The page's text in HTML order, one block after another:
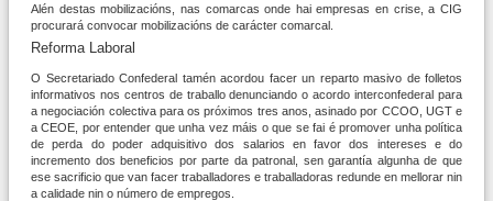
Alén destas mobilizacións, nas comarcas onde hai empresas en crise, a CIG
procurará convocar mobilizacións de carácter comarcal.
Reforma Laboral
O Secretariado Confederal tamén acordou facer un reparto masivo de folletos
informativos nos centros de traballo denunciando o acordo interconfederal para
a negociación colectiva para os próximos tres anos, asinado por CCOO, UGT e
a CEOE, por entender que unha vez máis o que se fai é promover unha política
de perda do poder adquisitivo dos salarios en favor dos intereses e do
incremento dos beneficios por parte da patronal, sen garantía algunha de que
ese sacrificio que van facer traballadores e traballadoras redunde en mellorar nin
a calidade nin o número de empregos.